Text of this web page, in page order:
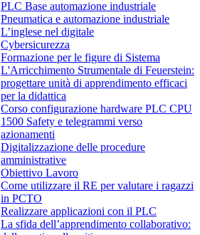
PLC Base automazione industriale
Pneumatica e automazione industriale
L’inglese nel digitale
Cybersicurezza
Formazione per le figure di Sistema
L'Arricchimento Strumentale di Feuerstein:
progettare unità di apprendimento efficaci
per la didattica
Corso configurazione hardware PLC CPU
1500 Safety e telegrammi verso
azionamenti
Digitalizzazione delle procedure
amministrative
Obiettivo Lavoro
Come utilizzare il RE per valutare i ragazzi
in PCTO
Realizzare applicazioni con il PLC
La sfida dell’apprendimento collaborativo: